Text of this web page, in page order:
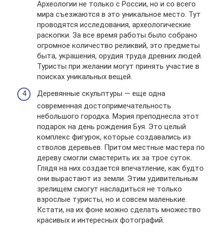
Археологии не только с России, но и со всего
мира съезжаются в это уникальное место. Тут
проводятся исследования, археологические
раскопки. За все время работы было собрано
огромное количество реликвий, это предметы
быта, украшения, орудия труда древних людей.
Туристы при желании могут принять участие в
поисках уникальных вещей.
Деревянные скульптуры — еще одна
современная достопримечательность
небольшого городка. Мэрия преподнесла этот
подарок на день рождения Буя. Это целый
комплекс фигурок, которые создавались из
стволов деревьев. Притом местные мастера по
дереву смогли смастерить их за трое суток.
Глядя на них создается впечатление, как будто
они вырастают из земли. Этим удивительным
зрелищем смогут насладиться не только
взрослые туристы, но и совсем маленькие.
Кстати, на их фоне можно сделать множество
красивых и интересных фотографий.